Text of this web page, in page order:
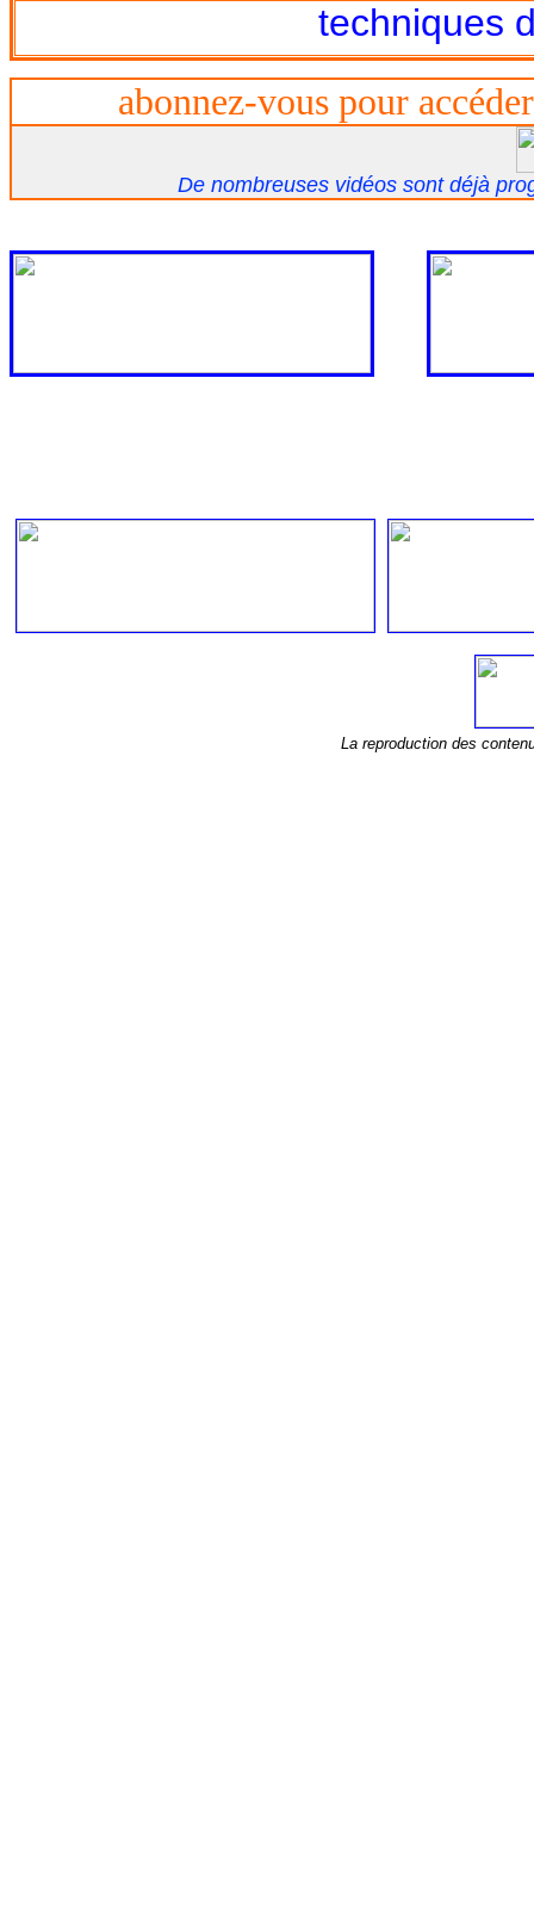
techniques
abonnez-vous pour
De nombreuses vidéos sont déjà
La reproduction des